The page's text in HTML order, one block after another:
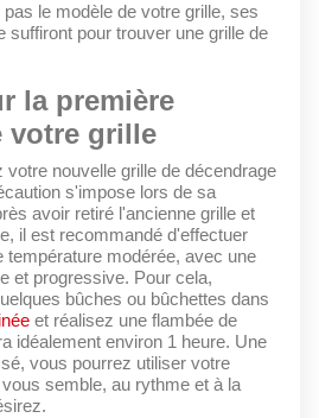
le modèle de votre grille, ses
suffiront pour trouver une grille de
la première
votre grille
nouvelle grille de décendrage
s'impose lors de sa
avoir retiré l'ancienne grille et
il est recommandé d'effectuer
température modérée, avec une
et progressive. Pour cela,
bûches ou bûchettes dans
et réalisez une flambée de
idéalement environ 1 heure. Une
vous pourrez utiliser votre
semble, au rythme et à la